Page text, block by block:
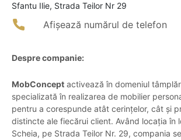
Sfantu Ilie, Strada Teilor Nr 29
Afișează numărul de telefon
Despre companie:
MobConcept activează în domeniul
specializată în realizarea de mobilier
pentru a corespunde atât cerințelor, cât și
distincte ale fiecărui client. Având locația în
Scheia, pe Strada Teilor Nr. 29, compania